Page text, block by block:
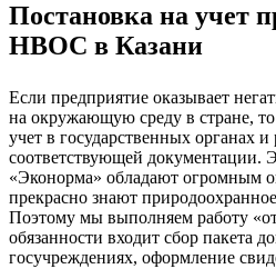
Постановка на учет
НВОС в Казани
Если предприятие оказывает
на окружающую среду в стране, то
учет в государственных органах и
соответствующей документации.
«Эконорма» обладают огромным
прекрасно знают природоохранное
Поэтому мы выполняем работу
обязанности входит сбор пакета
госучреждениях, оформление